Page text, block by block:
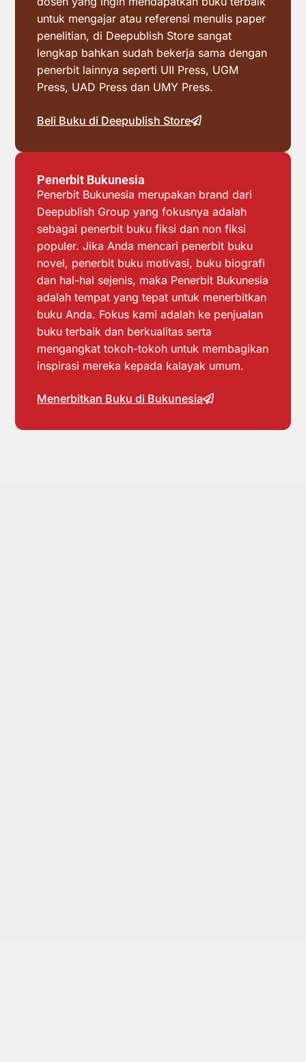
untuk mengajar atau referensi menulis paper
penelitian, di Deepublish Store sangat
lengkap bahkan sudah bekerja sama dengan
penerbit lainnya seperti UII Press, UGM
Press, UAD Press dan UMY Press.
Beli Buku di Deepublish Store
Penerbit Bukunesia
Penerbit Bukunesia merupakan brand dari
Deepublish Group yang fokusnya adalah
sebagai penerbit buku fiksi dan non fiksi
populer. Jika Anda mencari penerbit buku
novel, penerbit buku motivasi, buku biografi
dan hal-hal sejenis, maka Penerbit Bukunesia
adalah tempat yang tepat untuk menerbitkan
buku Anda. Fokus kami adalah ke penjualan
buku terbaik dan berkualitas serta
mengangkat tokoh-tokoh untuk membagikan
inspirasi mereka kepada kalayak umum.
Menerbitkan Buku di Bukunesia